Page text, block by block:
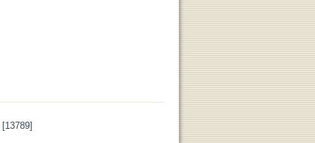
[13789]